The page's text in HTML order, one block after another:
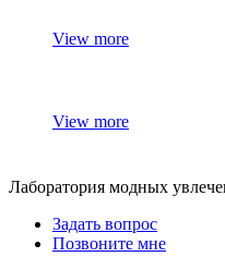
View more
View more
Лаборатория модных
Задать вопрос
Позвоните мне